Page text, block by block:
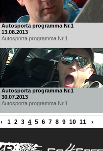
Autosporta programma Nr.1
13.08.2013
Autosporta programma Nr.1
Autosporta programma Nr.1
30.07.2013
Autosporta programma Nr.1
‹ 1 2 3 4 5 6 7 8 9 10 11 ›